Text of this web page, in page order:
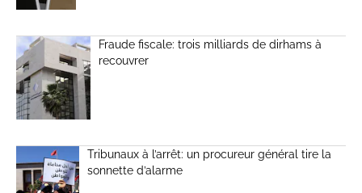
Fraude fiscale: trois milliards de dirhams à
recouvrer
Tribunaux à l’arrêt: un procureur général tire la
sonnette d’alarme